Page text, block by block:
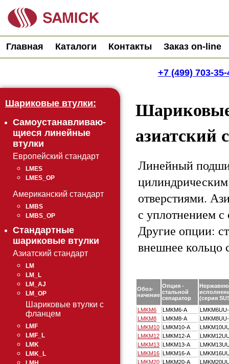
Главная Каталоги Контакты Заказ on-line
+7 (499) 703-35-
Шариковые
азиатский
Линейный
отверстиями.
с уплотнением с
Другие опции:
внешнее
Обоз-
начение
Опция -
стальной
сепаратор
(серия
LMKM6
LMKM6-A
LMKM8
LMKM8-A
LMKM10 LMKM10-A
LMKM12 LMKM12-A
LMKM13 LMKM13-A
LMKM16 LMKM16-A
LMKM20 LMKM20-A
Шариковые втулки:
Самоустанавливаю-
щиеся линейные
втулки
Европейский стандарт
LMES
LMES_OP
Американский стандарт
LMBS
LMBS_OP
Стандартные
шариковые втулки
Азиатский стандарт
LM
LM_L
LM_AJ
LM_OP
Шариковые втулки с
фланцем
LMF
LMF_L
LMK
LMK_L